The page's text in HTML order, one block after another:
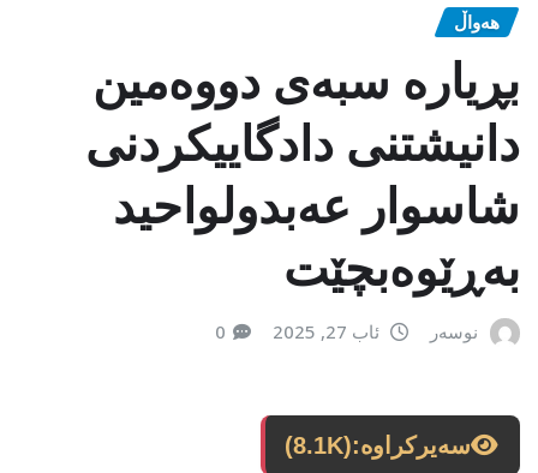
هەواڵ
بڕیارە سبەی دووەمین
دانیشتنی دادگاییکردنی
شاسوار عەبدولواحید
بەڕێوەبچێت
نوسەر ئاب 27, 2025 0
سەیرکراوە:(8.1K)